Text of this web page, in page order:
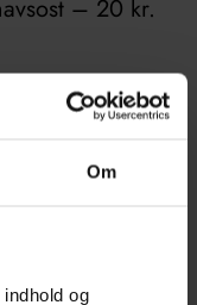
Om
og
– 20 kr.